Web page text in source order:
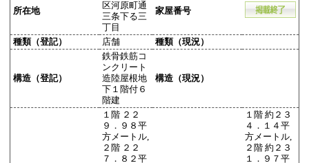
所在地
区河原町通
三条下る三
丁目
家屋番号
種類（登記） 店舗 種類（現況）
構造（登記）
鉄骨鉄筋コ
ンクリート
造陸屋根地
下１階付６
階建
構造（現況）
１階 ２２
９．９８平
方メートル,
２階 ２２
７．８２平
１階 約２３
４．１４平
方メートル,
２階 約２３
１．９７平